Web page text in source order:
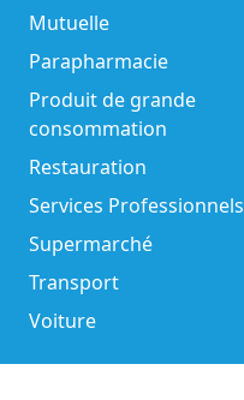
Mutuelle
Parapharmacie
Produit de grande
consommation
Restauration
Services Professionnels
Supermarché
Transport
Voiture